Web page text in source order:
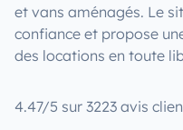
et vans aménagés. Le
confiance et propose
des locations en toute
4.47/5 sur 3223 avis